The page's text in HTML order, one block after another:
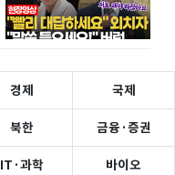
경제 국제
북한 금융·증권
IT·과학 바이오